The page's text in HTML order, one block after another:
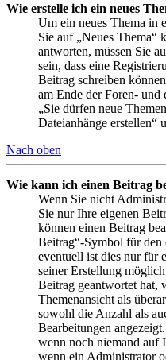
Wie erstelle ich ein neues
Um ein neues Thema in
Sie auf „Neues Thema“
antworten, müssen Sie
sein, dass eine
Beitrag schreiben
am Ende der Foren- und
„Sie dürfen neue
Dateianhänge erstellen“
Nach oben
Wie kann ich einen Beitrag
Wenn Sie nicht
Sie nur Ihre eigenen
können einen Beitrag
Beitrag“-Symbol für den
eventuell ist dies nur für
seiner Erstellung
Beitrag geantwortet hat,
Themenansicht als
sowohl die Anzahl als
Bearbeitungen
wenn noch niemand auf
wenn ein Administrator